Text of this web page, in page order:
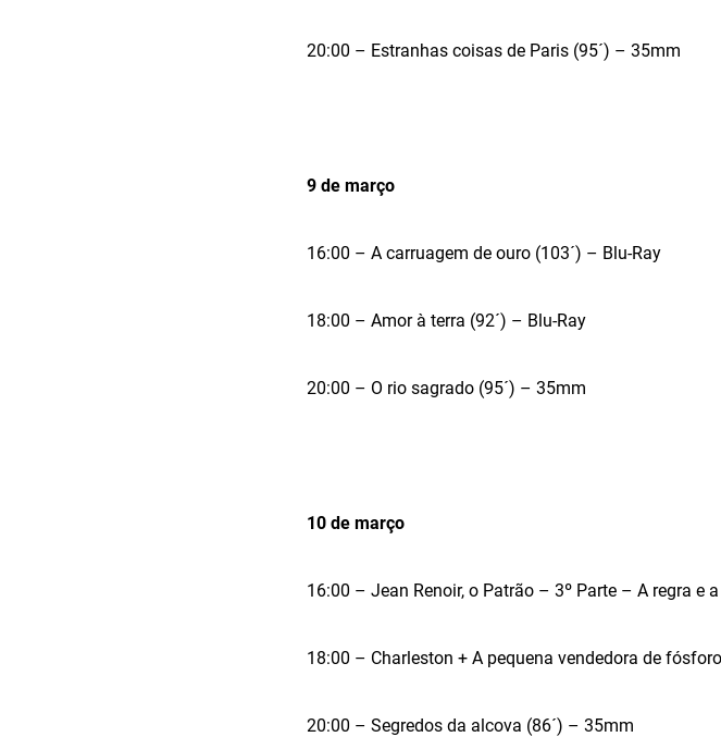
20:00 – Estranhas coisas de Paris (95´) – 35mm
9 de março
16:00 – A carruagem de ouro (103´) – Blu-Ray
18:00 – Amor à terra (92´) – Blu-Ray
20:00 – O rio sagrado (95´) – 35mm
10 de março
16:00 – Jean Renoir, o Patrão – 3º Parte – A regra e
18:00 – Charleston + A pequena vendedora de
20:00 – Segredos da alcova (86´) – 35mm